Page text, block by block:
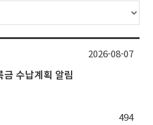
수납계획 알림
494
2026-08-07